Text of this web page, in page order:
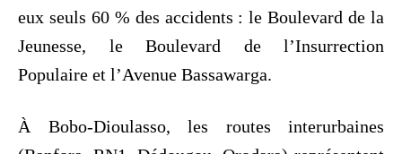
eux seuls 60 % des accidents : le Boulevard de la
Jeunesse, le Boulevard de l’Insurrection
Populaire et l’Avenue Bassawarga.
À Bobo-Dioulasso, les routes interurbaines